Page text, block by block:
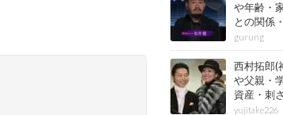
や年齢・
との関係
gurung
西村拓郎(
や父親・
資産・刺
婚と子供
yujitake226